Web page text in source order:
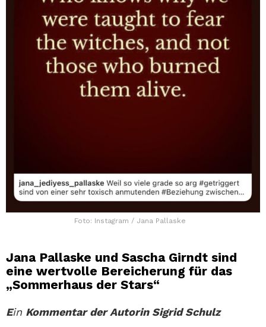
Foto: Instagram / Jana Pallaske
Jana Pallaske und Sascha Girndt sind
eine wertvolle Bereicherung für das
„Sommerhaus der Stars“
Ein Kommentar der Autorin Sigrid Schulz